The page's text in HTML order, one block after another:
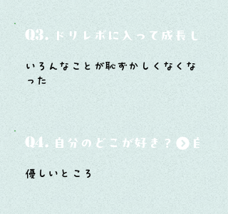
Q3. ドリレボに入って成長した
いろんなことが恥ずかしくなくな
った
Q4. 自分のどこが好き？
優しいところ